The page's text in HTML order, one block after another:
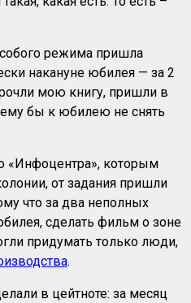
режима пришла
накануне юбилея — за 2
мою книгу, пришли в
бы к юбилею не снять
«Инфоцентра», которым
от задания пришли
что за два неполных
сделать фильм о зоне
придумать только люди,
.
в цейтноте: за месяц